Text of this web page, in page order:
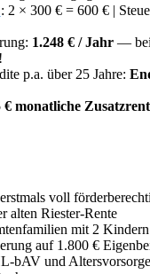
: 2 × 300 € = 600 € |
1.248 € / Jahr — bei
p.a. über 25 Jahre:
€ monatliche
voll
alten Riester-Rente
mit 2
auf 1.800 €
bAV und